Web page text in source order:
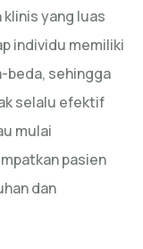
yang luas
individu memiliki
beda, sehingga
selalu efektif
mulai
pasien
dan